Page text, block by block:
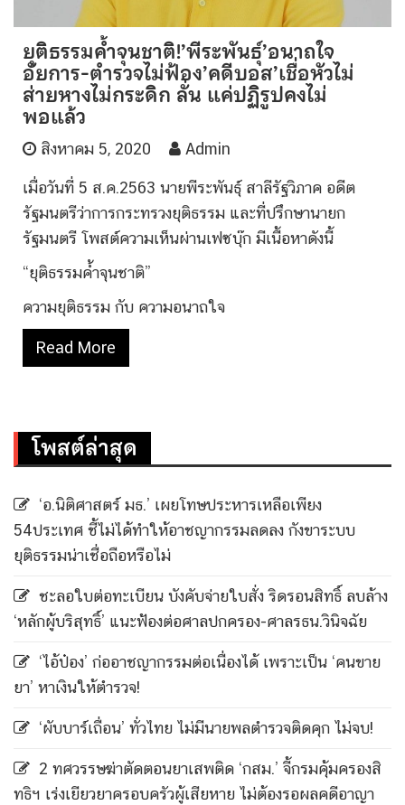
ยุติธรรมค้ำจุนชาติ!’พีระพันธุ์’อนาถใจ
อัยการ-ตำรวจไม่ฟ้อง’คดีบอส’เชื่อหัวไม่
ส่ายหางไม่กระดิก ลั่น แค่ปฏิรูปคงไม่
พอแล้ว
สิงหาคม 5, 2020 Admin
เมื่อวันที่ 5 ส.ค.2563 นายพีระพันธุ์ สาลีรัฐวิภาค อดีต
รัฐมนตรีว่าการกระทรวงยุติธรรม และที่ปรึกษานายก
รัฐมนตรี โพสต์ความเห็นผ่านเฟซบุ๊ก มีเนื้อหาดังนี้
“ยุติธรรมค้ำจุนชาติ”
ความยุติธรรม กับ ความอนาถใจ
Read More
โพสต์ล่าสุด
‘อ.นิติศาสตร์ มธ.’ เผยโทษประหารเหลือเพียง
54ประเทศ ชี้ไม่ได้ทำให้อาชญากรรมลดลง กังขาระบบ
ยุติธรรมน่าเชื่อถือหรือไม่
ชะลอใบต่อทะเบียน บังคับจ่ายใบสั่ง ริดรอนสิทธิ์ ลบล้าง
‘หลักผู้บริสุทธิ์’ แนะฟ้องต่อศาลปกครอง-ศาลรธน.วินิจฉัย
‘ไอ้ป๋อง’ ก่ออาชญากรรมต่อเนื่องได้ เพราะเป็น ‘คนขาย
ยา’ หาเงินให้ตำรวจ!
‘ผับบาร์เถื่อน’ ทั่วไทย ไม่มีนายพลตำรวจติดคุก ไม่จบ!
2 ทศวรรษฆ่าตัดตอนยาเสพติด ‘กสม.’ จี้กรมคุ้มครองสิ
ทธิฯ เร่งเยียวยาครอบครัวผู้เสียหาย ไม่ต้องรอผลคดีอาญา